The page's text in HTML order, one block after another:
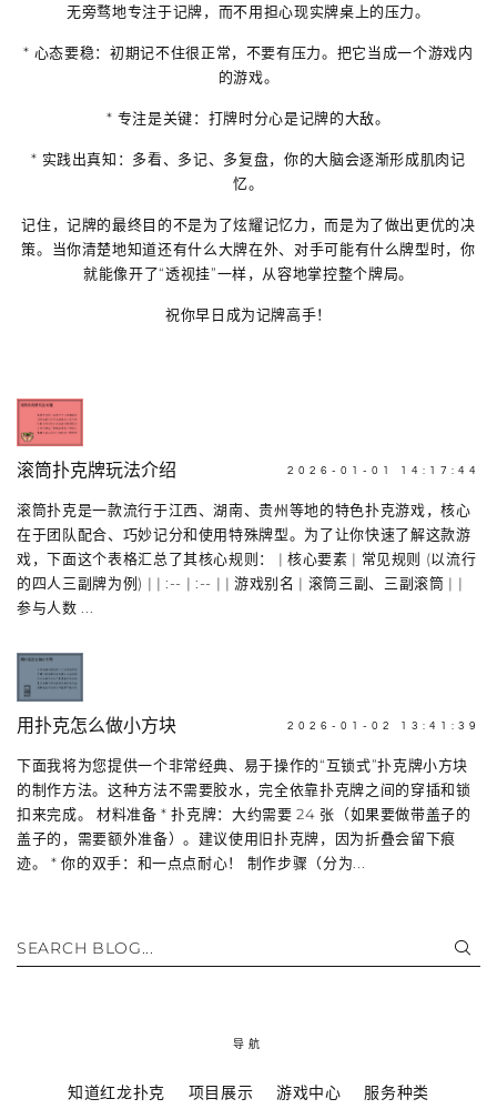
无旁骛地专注于记牌，而不用担心现实牌桌上的压力。
* 心态要稳：初期记不住很正常，不要有压力。把它当成一个游戏内
的游戏。
* 专注是关键：打牌时分心是记牌的大敌。
* 实践出真知 ：多看、多记、多复盘，你的大脑会逐渐形成肌肉记
忆。
记住，记牌的最终目的不是为了炫耀记忆力，而是为了做出更优的决
策。当你清楚地知道还有什么大牌在外、对手可能有什么牌型时，你
就能像开了“透视挂”一样，从容地掌控整个牌局。
祝你早日成为记牌高手！
滚筒扑克牌玩法介绍 2026-01-01 14:17:44
滚筒扑克是一款流行于江西、湖南、贵州等地的特色扑克游戏，核心
在于团队配合、巧妙记分和使用特殊牌型。为了让你快速了解这款游
戏，下面这个表格汇总了其核心规则： | 核心要素 | 常见规则 (以流行
的四人三副牌为例) | | :-- | :-- | | 游戏别名 | 滚筒三副、三副滚筒 | |
参与人数 ...
用扑克怎么做小方块 2026-01-02 13:41:39
下面我将为您提供一个非常经典、易于操作的“互锁式”扑克牌小方块
的制作方法。这种方法不需要胶水，完全依靠扑克牌之间的穿插和锁
扣来完成。 材料准备 * 扑克牌：大约需要 24 张（如果要做带盖子的
盖子的，需要额外准备）。建议使用旧扑克牌，因为折叠会留下痕
迹。 * 你的双手：和一点点耐心！ 制作步骤（分为...
SEARCH BLOG...
导航
知道红龙扑克 项目展示 游戏中心 服务种类